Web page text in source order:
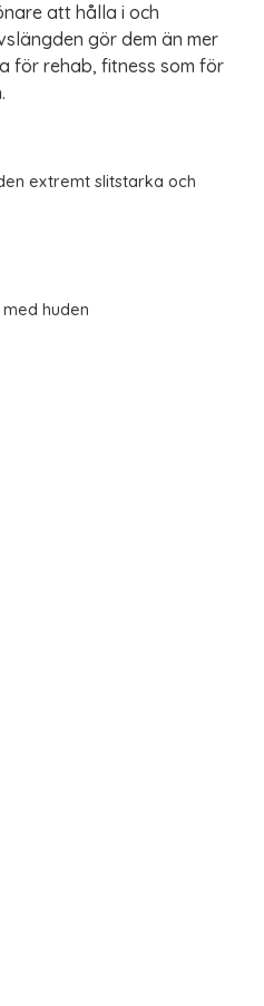
att hålla i och
gör dem än mer
för rehab, fitness som för
extremt slitstarka och
huden